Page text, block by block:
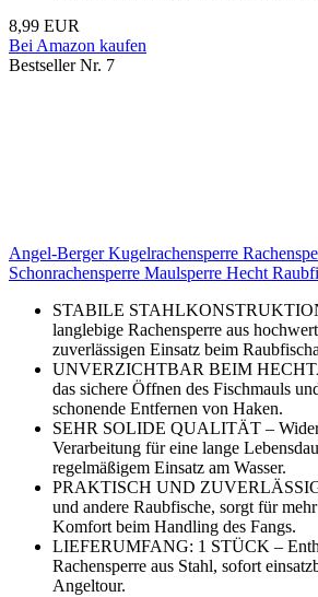
8,99 EUR
Bei Amazon kaufen
Bestseller Nr. 7
Angel-Berger Kugelrachensperre
Schonrachensperre Maulsperre Hecht
STABILE
langlebige Rachensperre aus
zuverlässigen Einsatz beim
UNVERZICHTBAR BEIM
das sichere Öffnen des Fischmauls
schonende Entfernen von Haken.
SEHR SOLIDE QUALITÄT –
Verarbeitung für eine lange
regelmäßigem Einsatz am Wasser.
PRAKTISCH UND
und andere Raubfische, sorgt für
Komfort beim Handling des Fangs.
LIEFERUMFANG: 1 STÜCK –
Rachensperre aus Stahl, sofort
Angeltour.